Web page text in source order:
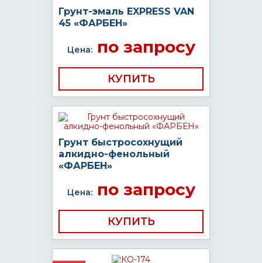
Грунт-эмаль EXPRESS VAN
45 «ФАРБЕН»
Цена:по запросу
КУПИТЬ
Грунт быстросохнущий
алкидно-фенольный
«ФАРБЕН»
Цена:по запросу
КУПИТЬ